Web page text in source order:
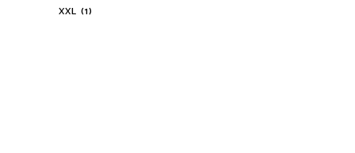
XXL (1)